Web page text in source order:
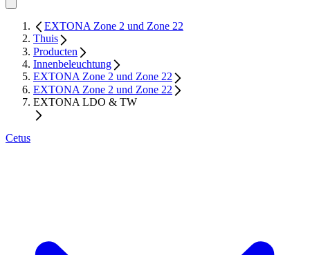
EXTONA Zone 2 und Zone 22
Thuis
Producten
Innenbeleuchtung
EXTONA Zone 2 und Zone 22
EXTONA Zone 2 und Zone 22
EXTONA LDO & TW
Cetus